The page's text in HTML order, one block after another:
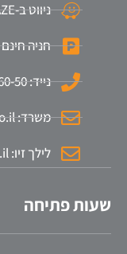
ניווט ב-WAZE
חניה
נייד: 054-670-60-50
משרד: r@m-ziv.co.il
לילך זיו: l@m-ziv.co.il
שעות פתיחה